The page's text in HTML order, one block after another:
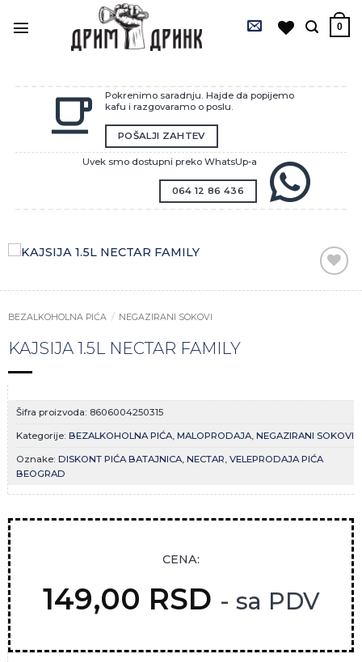
0
Pokrenimo saradnju. Hajde da popijemo
kafu i razgovaramo o poslu.
POŠALJI ZAHTEV
Uvek smo dostupni preko WhatsUp-a
064 12 86 436
Zaprati
BEZALKOHOLNA PIĆA / NEGAZIRANI SOKOVI
KAJSIJA 1.5L NECTAR FAMILY
Šifra proizvoda: 8606004250315
Kategorije: BEZALKOHOLNA PIĆA MALOPRODAJA NEGAZIRANI SOKOVI
Oznake: DISKONT PIĆA BATAJNICA NECTAR VELEPRODAJA PIĆA
BEOGRAD
CENA:
149,00 RSD - sa PDV